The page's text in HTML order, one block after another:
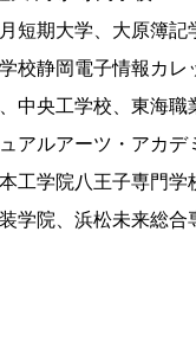
短期大学、大原簿
校静岡電子情報カ
中央工学校、東海
アルアーツ・アカ
工学院八王子専門
学院、浜松未来総合